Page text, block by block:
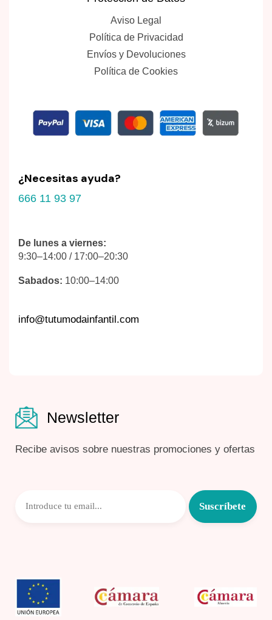
Aviso Legal
Política de Privacidad
Envíos y Devoluciones
Política de Cookies
¿Necesitas ayuda?
666 11 93 97
De lunes a viernes:
9:30–14:00 / 17:00–20:30
Sabados: 10:00–14:00
info@tutumodainfantil.com
Newsletter
Recibe avisos sobre nuestras promociones y ofertas